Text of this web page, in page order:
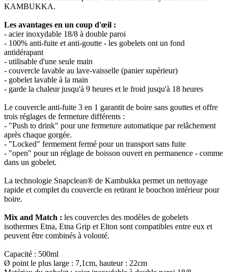
KAMBUKKA.
Les avantages en un coup d'œil :
- acier inoxydable 18/8 à double paroi
- 100% anti-fuite et anti-goutte - les gobelets ont un fond
antidérapant
- utilisable d'une seule main
- couvercle lavable au lave-vaisselle (panier supérieur)
- gobelet lavable à la main
- garde la chaleur jusqu'à 9 heures et le froid jusqu'à 18 heures
Le couvercle anti-fuite 3 en 1 garantit de boire sans gouttes et offre
trois réglages de fermeture différents :
- "Push to drink" pour une fermeture automatique par relâchement
après chaque gorgée.
- "Locked" fermement fermé pour un transport sans fuite
- "open" pour un réglage de boisson ouvert en permanence - comme
dans un gobelet.
La technologie Snapclean® de Kambukka permet un nettoyage
rapide et complet du couvercle en retirant le bouchon intérieur pour
boire.
Mix and Match : les couvercles des modèles de gobelets
isothermes Etna, Etna Grip et Elton sont compatibles entre eux et
peuvent être combinés à volonté.
Capacité : 500ml
Ø point le plus large : 7,1cm, hauteur : 22cm